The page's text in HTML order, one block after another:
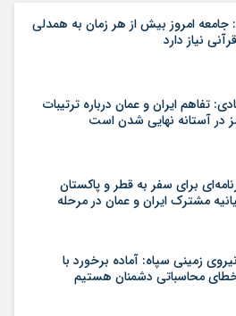
جامعه امروز بیش از هر زمان به همدلی
نیاز دارد
تفاهم ایران و عمان درباره ترتیبات
در آستانه نهایی شدن است
برای سفر به قطر و پاکستان
مشترک ایران و عمان در مرحله
زمینی سپاه: آماده برخورد با
محاسباتی دشمنان هستیم